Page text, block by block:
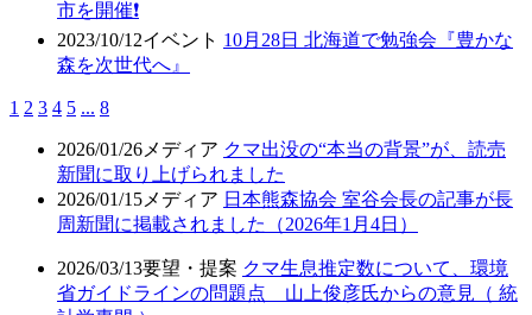
市を開催❗
2023/10/12イベント 10月28日 北海道で勉強会『豊かな
森を次世代へ』
1 2 3 4 5 ... 8
2026/01/26 メディア クマ出没の“本当の背景”が、読売
新聞に取り上げられました
2026/01/15 メディア 日本熊森協会 室谷会長の記事が長
周新聞に掲載されました（2026年1月4日）
2026/03/13要望・提案 クマ生息推定数について、環境
省ガイドラインの問題点 山上俊彦氏からの意見（ 統